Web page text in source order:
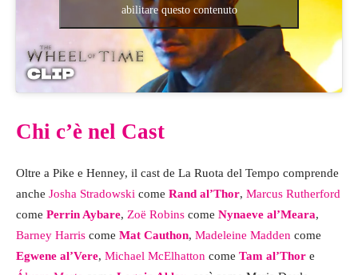
abilitare questo contenuto
Chi c’è nel Cast
Oltre a Pike e Henney, il cast de La Ruota del Tempo comprende
anche Josha Stradowski come Rand al’Thor, Marcus Rutherford
come Perrin Aybare, Zoë Robins come Nynaeve al’Meara,
Barney Harris come Mat Cauthon, Madeleine Madden come
Egwene al’Vere, Michael McElhatton come Tam al’Thor e